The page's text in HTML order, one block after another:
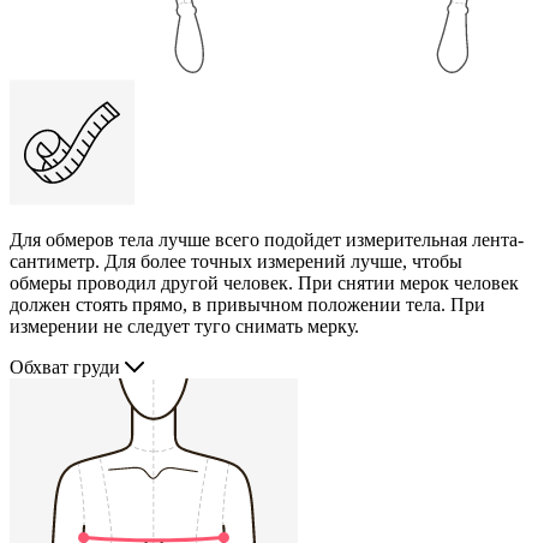
Для обмеров тела лучше всего подойдет измерительная лента-
сантиметр. Для более точных измерений лучше, чтобы
обмеры проводил другой человек. При снятии мерок человек
должен стоять прямо, в привычном положении тела. При
измерении не следует туго снимать мерку.
Обхват груди